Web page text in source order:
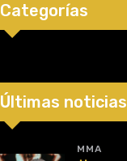
Categorías
Últimas noticias
MMA